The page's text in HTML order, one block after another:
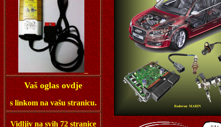
Vaš oglas ovdje
s linkom na vašu stranicu.
Vidljiv na svih 72 stranice